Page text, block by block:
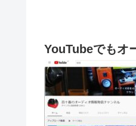
YouTubeでもオ